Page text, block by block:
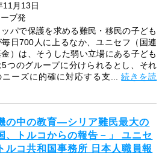
11月13日
ブ発
ッパで保護を求める難民・移民の子ども
日700人に上るなか、ユニセフ（国連
金）は、そうした弱い立場にある子ども
5つのグループに分けられるとし、それ
ニーズに的確に対応する支...続きを読
の中の教育―シリア難民最大の
、トルコからの報告－」 ユニセ
ルコ共和国事務所 日本人職員報